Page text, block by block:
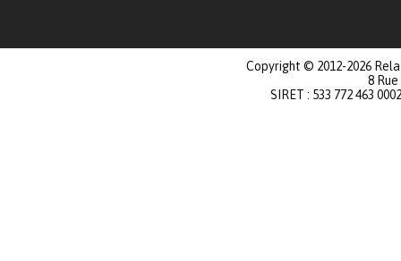
Copyright © 2012-2026
8
SIRET : 533 772 463